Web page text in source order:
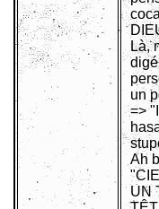
Là,
un
=>
Ah
UN